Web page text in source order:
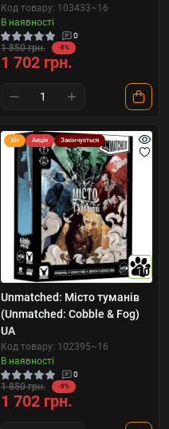
Код товару: 103433~16
В наявності
0
1 850 грн. -8%
1 702 грн.
Хіт Акція Закінчується
10
Unmatched: Місто туманів
(Unmatched: Cobble & Fog)
UA
Код товару: 102395~16
В наявності
0
1 850 грн. -8%
1 702 грн.